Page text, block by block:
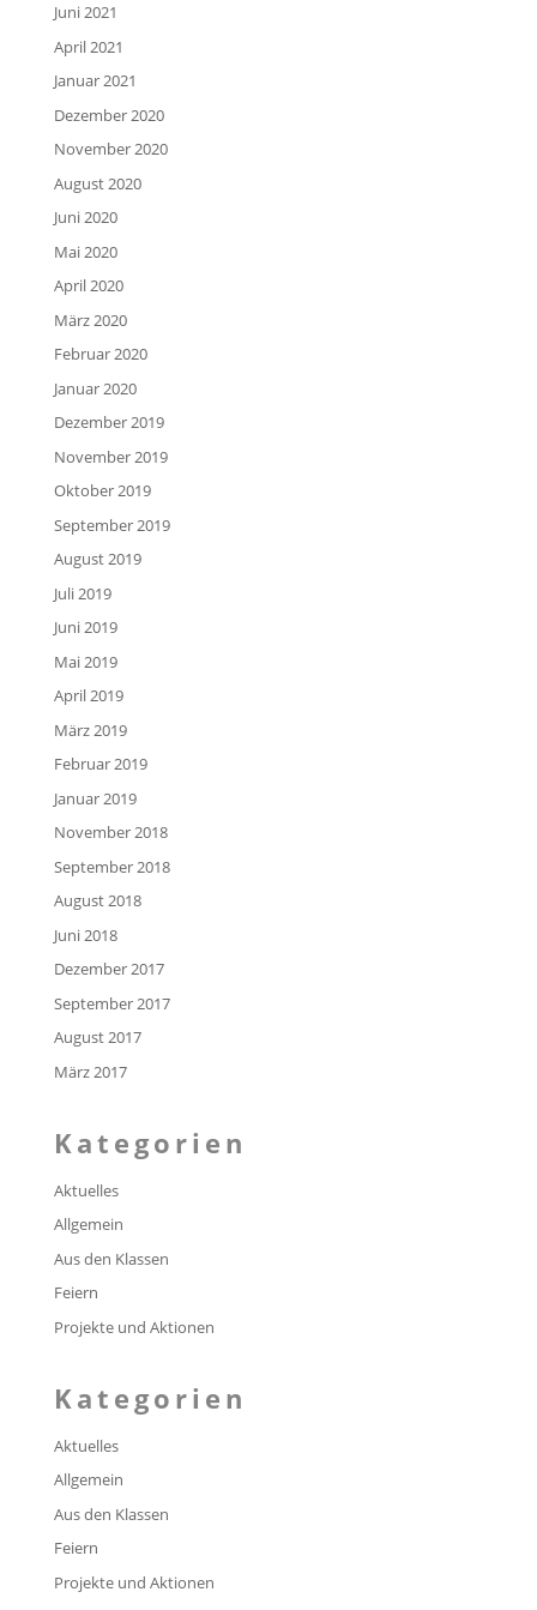
Juni 2021
April 2021
Januar 2021
Dezember 2020
November 2020
August 2020
Juni 2020
Mai 2020
April 2020
März 2020
Februar 2020
Januar 2020
Dezember 2019
November 2019
Oktober 2019
September 2019
August 2019
Juli 2019
Juni 2019
Mai 2019
April 2019
März 2019
Februar 2019
Januar 2019
November 2018
September 2018
August 2018
Juni 2018
Dezember 2017
September 2017
August 2017
März 2017
Kategorien
Aktuelles
Allgemein
Aus den Klassen
Feiern
Projekte und Aktionen
Kategorien
Aktuelles
Allgemein
Aus den Klassen
Feiern
Projekte und Aktionen